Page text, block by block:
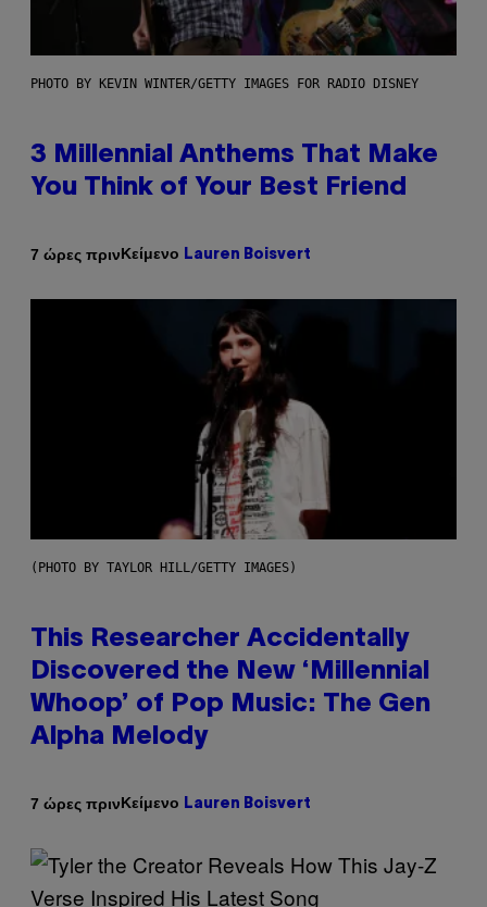
PHOTO BY KEVIN WINTER/GETTY IMAGES FOR RADIO DISNEY
3 Millennial Anthems That Make
You Think of Your Best Friend
7 ώρες πρινΚείμενο Lauren Boisvert
(PHOTO BY TAYLOR HILL/GETTY IMAGES)
This Researcher Accidentally
Discovered the New ‘Millennial
Whoop’ of Pop Music: The Gen
Alpha Melody
7 ώρες πρινΚείμενο Lauren Boisvert